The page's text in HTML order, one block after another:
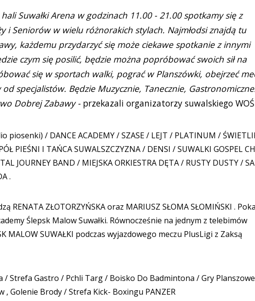
Suwałki Arena w godzinach 11.00 - 21.00 spotkamy się z
i Seniorów w wielu różnorakich stylach. Najmłodsi znajdą tu
każdemu przydarzyć się może ciekawe spotkanie z innymi
czym się posilić, będzie można popróbować swoich sił na
się w sportach walki, pograć w Planszówki, obejrzeć
specjalistów. Będzie Muzycznie, Tanecznie,
Dobrej Zabawy - przekazali organizatorzy suwalskiego
piosenki) / DANCE ACADEMY / SZASE / LEJT / PLATINUM /
PIEŚNI I TAŃCA SUWALSZCZYZNA / DENSI / SUWALKI GOSPEL
JOURNEY BAND / MIEJSKA ORKIESTRA DĘTA / RUSTY DUSTY /
.
RENATA ZŁOTORZYŃSKA oraz MARIUSZ SŁOMA SŁOMIŃSKI .
Ślepsk Malow Suwałki. Równocześnie na jednym z telebimów
MALOW SUWAŁKI podczas wyjazdowego meczu PlusLigi z Zaksą
/ Strefa Gastro / Pchli Targ / Boisko Do Badmintona / Gry
, Golenie Brody / Strefa Kick- Boxingu PANZER